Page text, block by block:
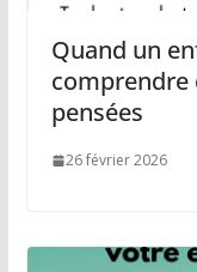
Quand un
comprendre
pensées
26 février 2026